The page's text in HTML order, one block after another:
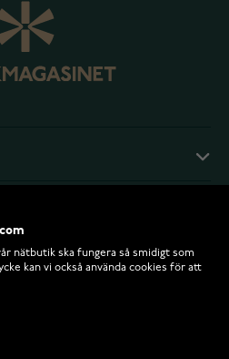
nätbutik ska fungera så smidigt som
kan vi också använda cookies för att